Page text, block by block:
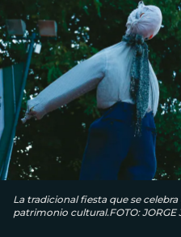
La tradicional fiesta que se
patrimonio cultural.FOTO: JORGE